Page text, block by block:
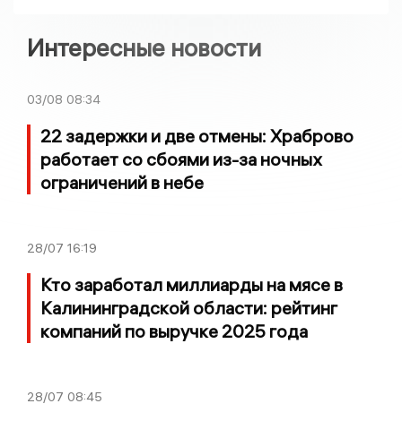
Интересные новости
03/08 08:34
22 задержки и две отмены: Храброво
работает со сбоями из-за ночных
ограничений в небе
28/07 16:19
Кто заработал миллиарды на мясе в
Калининградской области: рейтинг
компаний по выручке 2025 года
28/07 08:45